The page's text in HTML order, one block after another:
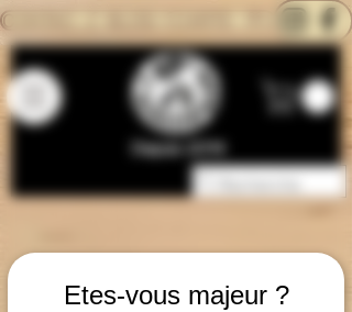
Etes-vous majeur ?
Depuis 2014